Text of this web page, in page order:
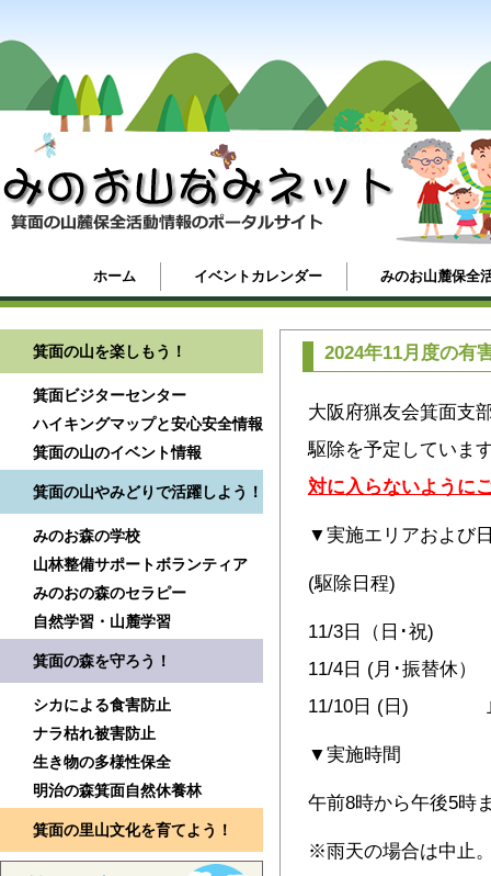
ホーム イベントカレンダー みのお山麓保全
箕面の山を楽しもう！
箕面ビジターセンター
ハイキングマップと安心安全情報
箕面の山のイベント情報
箕面の山やみどりで活躍しよう！
みのお森の学校
山林整備サポートボランティア
みのおの森のセラピー
自然学習・山麓学習
箕面の森を守ろう！
シカによる食害防止
ナラ枯れ被害防止
生き物の多様性保全
明治の森箕面自然休養林
箕面の里山文化を育てよう！
2024年11月度の有
大阪府猟友会箕面支
駆除を予定していま
対に入らないように
▼実施エリアおよび
(駆除日程) (
11/3日（日･祝)
11/4日 (月･振替休）
11/10日 (日) 止
▼実施時間
午前8時から午後5時
※雨天の場合は中止